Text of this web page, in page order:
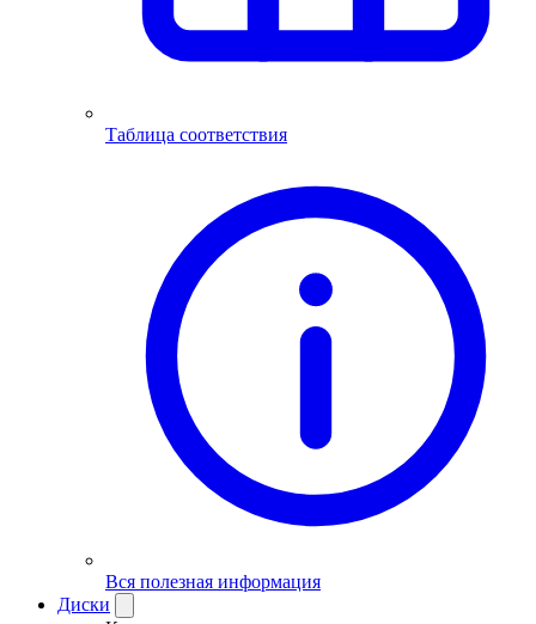
Таблица соответствия
Вся полезная информация
Диски